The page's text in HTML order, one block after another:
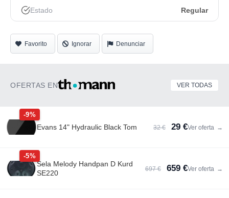
Estado Regular
Favorito Ignorar Denunciar
OFERTAS EN VER TODAS
-9%
Evans 14" Hydraulic Black Tom 32 € 29 €Ver oferta →
-5%
Sela Melody Handpan D Kurd
SE220
697 € 659 €Ver oferta →